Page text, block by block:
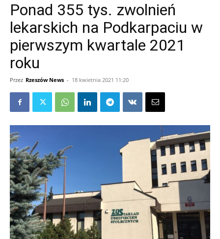
Ponad 355 tys. zwolnień
lekarskich na Podkarpaciu w
pierwszym kwartale 2021
roku
Przez Rzeszów News - 18 kwietnia 2021 11:20